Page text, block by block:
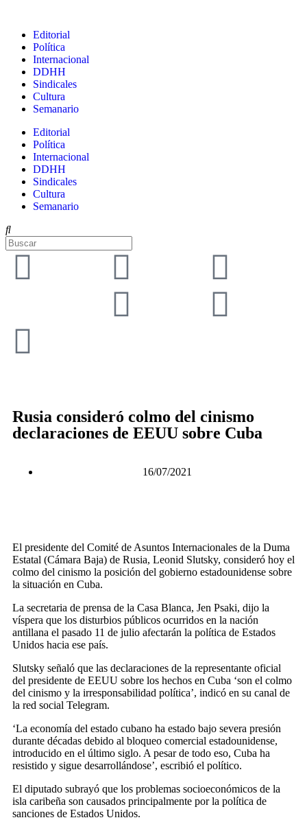
Editorial
Política
Internacional
DDHH
Sindicales
Cultura
Semanario
Editorial
Política
Internacional
DDHH
Sindicales
Cultura
Semanario
Rusia consideró colmo del cinismo
declaraciones de EEUU sobre Cuba
16/07/2021
El presidente del Comité de Asuntos Internacionales de la Duma
Estatal (Cámara Baja) de Rusia, Leonid Slutsky, consideró hoy el
colmo del cinismo la posición del gobierno estadounidense sobre
la situación en Cuba.
La secretaria de prensa de la Casa Blanca, Jen Psaki, dijo la
víspera que los disturbios públicos ocurridos en la nación
antillana el pasado 11 de julio afectarán la política de Estados
Unidos hacia ese país.
Slutsky señaló que las declaraciones de la representante oficial
del presidente de EEUU sobre los hechos en Cuba ‘son el colmo
del cinismo y la irresponsabilidad política’, indicó en su canal de
la red social Telegram.
‘La economía del estado cubano ha estado bajo severa presión
durante décadas debido al bloqueo comercial estadounidense,
introducido en el último siglo. A pesar de todo eso, Cuba ha
resistido y sigue desarrollándose’, escribió el político.
El diputado subrayó que los problemas socioeconómicos de la
isla caribeña son causados principalmente por la política de
sanciones de Estados Unidos.